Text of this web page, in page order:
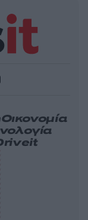
Οικονομία